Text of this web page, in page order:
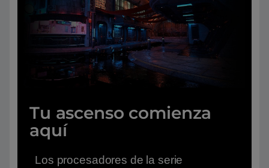
Tu ascenso comienza
aquí
Los procesadores de la serie